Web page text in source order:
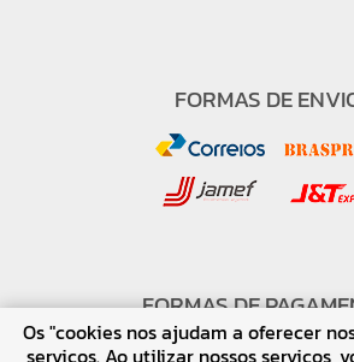
FORMAS DE
FORMAS DE
Os "cookies nos ajudam a oferecer
serviços. Ao utilizar nossos serviços,